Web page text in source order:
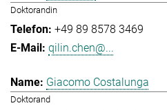
Doktorandin
+49 89 8578 3469
qilin.chen@...
Giacomo Costalunga
Doktorand